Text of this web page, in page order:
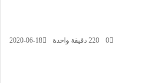
2020-06-18 0 دقيقة واحدة